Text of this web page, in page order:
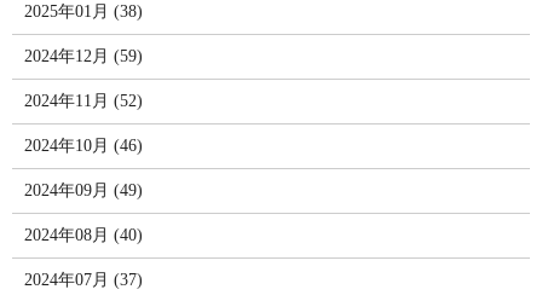
2025年01月 (38)
2024年12月 (59)
2024年11月 (52)
2024年10月 (46)
2024年09月 (49)
2024年08月 (40)
2024年07月 (37)